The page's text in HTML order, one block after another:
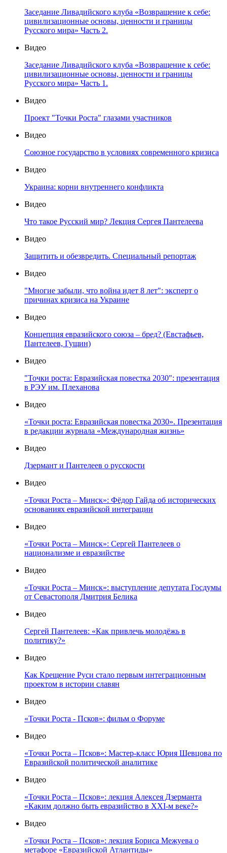
Заседание Ливадийского клуба «Возвращение к себе:
цивилизационные основы, ценности и границы
Русского мира» Часть 2.
Видео
Заседание Ливадийского клуба «Возвращение к себе:
цивилизационные основы, ценности и границы
Русского мира» Часть 1.
Видео
Проект "Точки Роста" глазами участников
Видео
Союзное государство в условиях современного кризиса
Видео
Украина: корни внутреннего конфликта
Видео
Что такое Русский мир? Лекция Сергея Пантелеева
Видео
Защитить и обезвредить. Специальный репортаж
Видео
"Многие забыли, что война идет 8 лет": эксперт о
причинах кризиса на Украине
Видео
Концепция евразийского союза – бред? (Евстафьев,
Пантелеев, Гущин)
Видео
"Точки роста: Евразийская повестка 2030": презентация
в РЭУ им. Плеханова
Видео
«Точки роста: Евразийская повестка 2030». Презентация
в редакции журнала «Международная жизнь»
Видео
Дзермант и Пантелеев о русскости
Видео
«Точки Роста – Минск»: Фёдор Гайда об исторических
основаниях евразийской интеграции
Видео
«Точки Роста – Минск»: Сергей Пантелеев о
национализме и евразийстве
Видео
«Точки Роста – Минск»: выступление депутата Госдумы
от Севастополя Дмитрия Белика
Видео
Сергей Пантелеев: «Как привлечь молодёжь в
политику?»
Видео
Как Крещение Руси стало первым интеграционным
проектом в истории славян
Видео
«Точки Роста - Псков»: фильм о Форуме
Видео
«Точки Роста – Псков»: Мастер-класс Юрия Шевцова по
Евразийской политической аналитике
Видео
«Точки Роста – Псков»: лекция Алексея Дзерманта
«Каким должно быть евразийство в XXI-м веке?»
Видео
«Точки Роста – Псков»: лекция Бориса Межуева о
метафоре «Евразийской Атлантиды»